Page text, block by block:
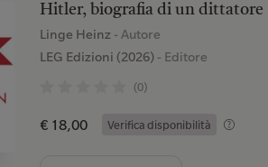
Hitler, biografia di un dittatore
Linge Heinz - Autore
LEG Edizioni (2026)- Editore
(0)
€ 18,00 Verifica disponibilità